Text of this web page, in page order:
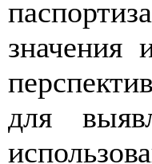
значения
для вы
использо